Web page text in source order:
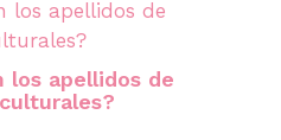
los apellidos de